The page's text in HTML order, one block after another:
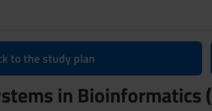
to the study plan
in